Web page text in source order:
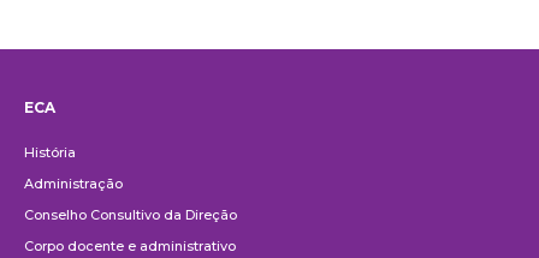
ECA
História
Administração
Conselho Consultivo da Direção
Corpo docente e administrativo